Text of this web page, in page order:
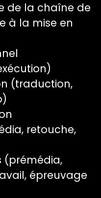
de la chaîne de
à la mise en
(traduction,
retouche,
(prémédia,
épreuvage